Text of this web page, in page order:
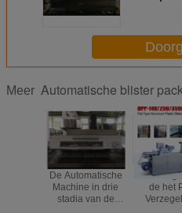
snijden
Meer Automatische blister
De Automatische
Machine in drie
stadia van de
Ce-
de het